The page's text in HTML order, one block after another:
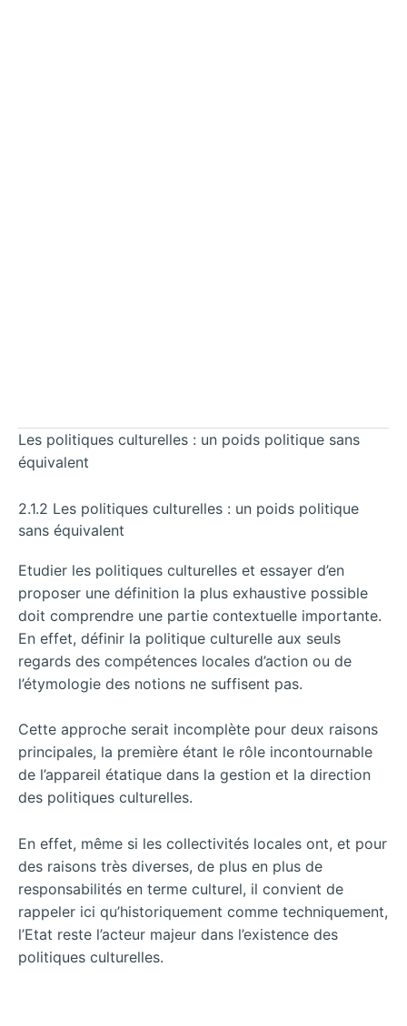
Les politiques culturelles : un poids politique sans
équivalent
2.1.2 Les politiques culturelles : un poids politique
sans équivalent
Etudier les politiques culturelles et essayer d’en
proposer une définition la plus exhaustive possible
doit comprendre une partie contextuelle importante.
En effet, définir la politique culturelle aux seuls
regards des compétences locales d’action ou de
l’étymologie des notions ne suffisent pas.
Cette approche serait incomplète pour deux raisons
principales, la première étant le rôle incontournable
de l’appareil étatique dans la gestion et la direction
des politiques culturelles.
En effet, même si les collectivités locales ont, et pour
des raisons très diverses, de plus en plus de
responsabilités en terme culturel, il convient de
rappeler ici qu’historiquement comme techniquement,
l’Etat reste l’acteur majeur dans l’existence des
politiques culturelles.